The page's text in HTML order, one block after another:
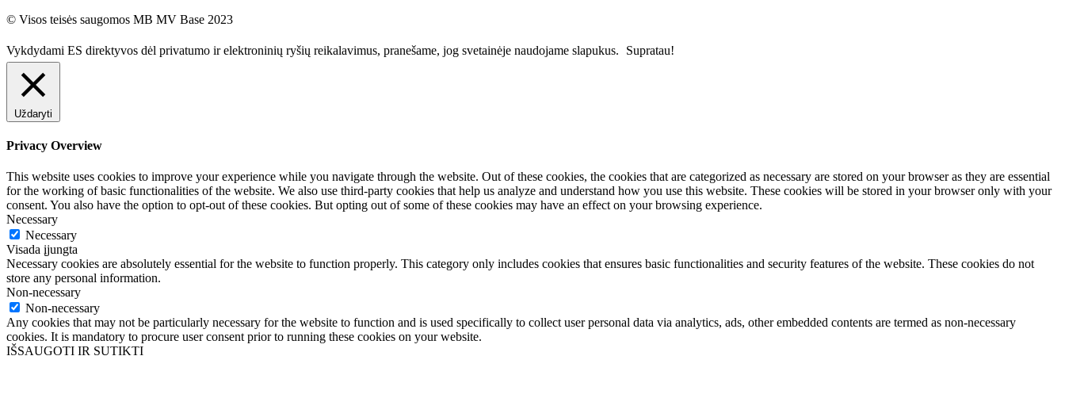
© Visos teisės saugomos MB MV Base 2023
Vykdydami ES direktyvos dėl privatumo ir elektroninių ryšių reikalavimus, pranešame, jog svetainėje naudojame slapukus. Supratau!
Uždaryti
Privacy Overview
This website uses cookies to improve your experience while you navigate through the website. Out of these cookies, the cookies that are categorized as necessary are stored on your browser as they are essential
for the working of basic functionalities of the website. We also use third-party cookies that help us analyze and understand how you use this website. These cookies will be stored in your browser only with your
consent. You also have the option to opt-out of these cookies. But opting out of some of these cookies may have an effect on your browsing experience.
Necessary
Necessary
Visada įjungta
Necessary cookies are absolutely essential for the website to function properly. This category only includes cookies that ensures basic functionalities and security features of the website. These cookies do not
store any personal information.
Non-necessary
Non-necessary
Any cookies that may not be particularly necessary for the website to function and is used specifically to collect user personal data via analytics, ads, other embedded contents are termed as non-necessary
cookies. It is mandatory to procure user consent prior to running these cookies on your website.
IŠSAUGOTI IR SUTIKTI